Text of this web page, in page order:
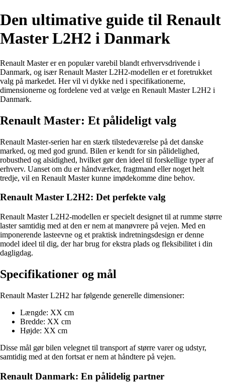
Den ultimative guide til Renault
Master L2H2 i Danmark
Renault Master er en populær varebil blandt erhvervsdrivende i
Danmark, og især Renault Master L2H2-modellen er et foretrukket
valg på markedet. Her vil vi dykke ned i specifikationerne,
dimensionerne og fordelene ved at vælge en Renault Master L2H2 i
Danmark.
Renault Master: Et pålideligt valg
Renault Master-serien har en stærk tilstedeværelse på det danske
marked, og med god grund. Bilen er kendt for sin pålidelighed,
robusthed og alsidighed, hvilket gør den ideel til forskellige typer af
erhverv. Uanset om du er håndværker, fragtmand eller noget helt
tredje, vil en Renault Master kunne imødekomme dine behov.
Renault Master L2H2: Det perfekte valg
Renault Master L2H2-modellen er specielt designet til at rumme større
laster samtidig med at den er nem at manøvrere på vejen. Med en
imponerende lasteevne og et praktisk indretningsdesign er denne
model ideel til dig, der har brug for ekstra plads og fleksibilitet i din
dagligdag.
Specifikationer og mål
Renault Master L2H2 har følgende generelle dimensioner:
Længde: XX cm
Bredde: XX cm
Højde: XX cm
Disse mål gør bilen velegnet til transport af større varer og udstyr,
samtidig med at den fortsat er nem at håndtere på vejen.
Renault Danmark: En pålidelig partner